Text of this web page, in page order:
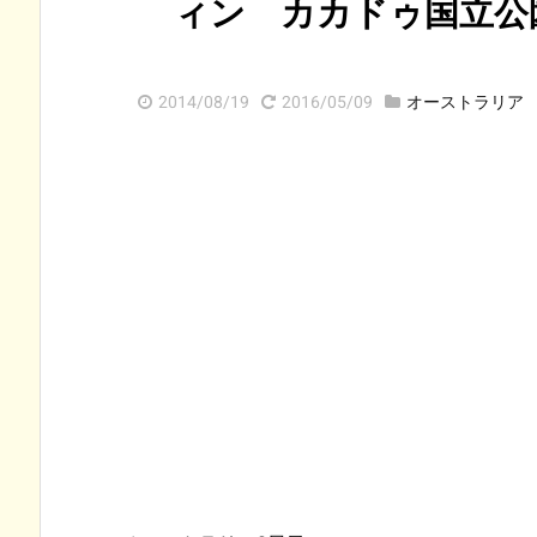
ィン カカドゥ国立公
2014/08/19 2016/05/09 オーストラリア